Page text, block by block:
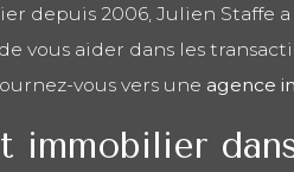
depuis 2006, Julien Staffe a
vous aider dans les
vous vers une agence
immobilier